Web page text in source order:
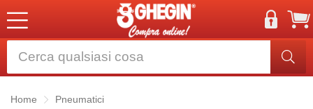
Home Pneumatici